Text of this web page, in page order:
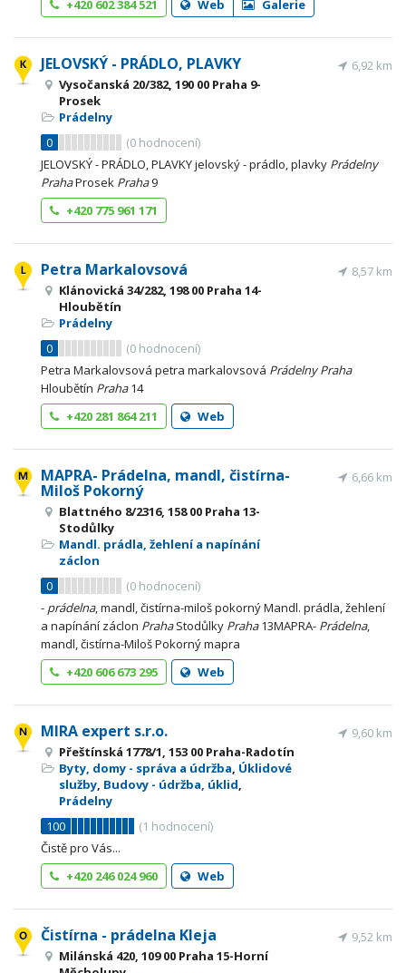
+420 602 384 521 Web Galerie
JELOVSKÝ - PRÁDLO, PLAVKY
Vysočanská 20/382, 190 00 Praha 9-
Prosek
Prádelny
0
(0 hodnocení)
6,92 km
JELOVSKÝ - PRÁDLO, PLAVKY jelovský - prádlo, plavky Prádelny
PrahaProsek Praha9
+420 775 961 171
Petra Markalovsová
Klánovická 34/282, 198 00 Praha 14-
Hloubětín
Prádelny
0
(0 hodnocení)
8,57 km
Petra Markalovsová petra markalovsová Prádelny Praha
Hloubětín Praha14
+420 281 864 211
Web
MAPRA- Prádelna, mandl, čistírna-
Miloš Pokorný
Blattného 8/2316, 158 00 Praha 13-
Stodůlky
Mandl. prádla, žehlení a napínání
záclon
0
(0 hodnocení)
6,66 km
- prádelna, mandl, čistírna-miloš pokorný Mandl. prádla, žehlení
a napínání záclon PrahaStodůlky Praha13MAPRA- Prádelna,
mandl, čistírna-Miloš Pokorný mapra
+420 606 673 295
Web
MIRA expert s.r.o.
Přeštínská 1778/1, 153 00 Praha-Radotín
Byty, domy - správa a údržba, Úklidové
služby, Budovy - údržba, úklid,
Prádelny
100
(1 hodnocení)
9,60 km
Čistě pro Vás...
+420 246 024 960
Web
Čistírna - prádelna Kleja
Milánská 420, 109 00 Praha 15-Horní
9,52 km